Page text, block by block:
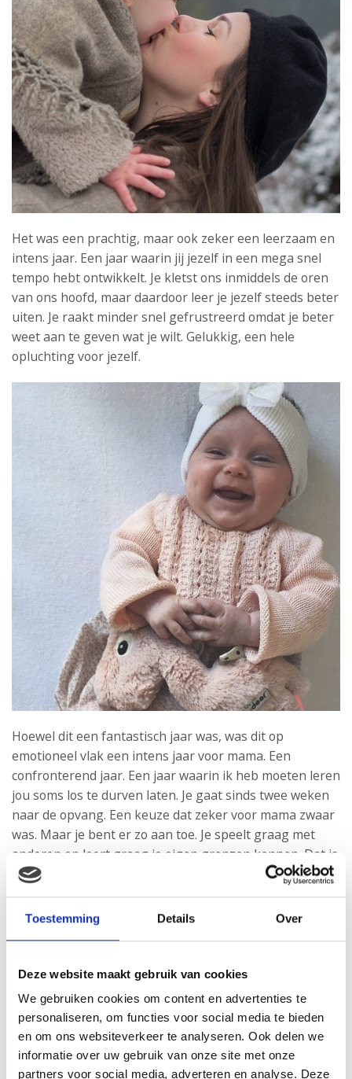
Toestemming Details Over
Deze website maakt gebruik van cookies
We gebruiken cookies om content en advertenties te
personaliseren, om functies voor social media te bieden
en om ons websiteverkeer te analyseren. Ook delen we
informatie over uw gebruik van onze site met onze
partners voor social media, adverteren en analyse. Deze
Het was een prachtig, maar ook zeker een leerzaam en
intens jaar. Een jaar waarin jij jezelf in een mega snel
tempo hebt ontwikkelt. Je kletst ons inmiddels de oren
van ons hoofd, maar daardoor leer je jezelf steeds beter
uiten. Je raakt minder snel gefrustreerd omdat je beter
weet aan te geven wat je wilt. Gelukkig, een hele
opluchting voor jezelf.
Hoewel dit een fantastisch jaar was, was dit op
emotioneel vlak een intens jaar voor mama. Een
confronterend jaar. Een jaar waarin ik heb moeten leren
jou soms los te durven laten. Je gaat sinds twee weken
naar de opvang. Een keuze dat zeker voor mama zwaar
was. Maar je bent er zo aan toe. Je speelt graag met
anderen en leert graag je eigen grenzen kennen. Dat is
alleen mogelijk als mama je een beetje los laat. Gelukkig
zie ik hoe blij je bent op de opvang, dus dat maakt een
hoop goed. En als je dan een zelfgemaakte tekening